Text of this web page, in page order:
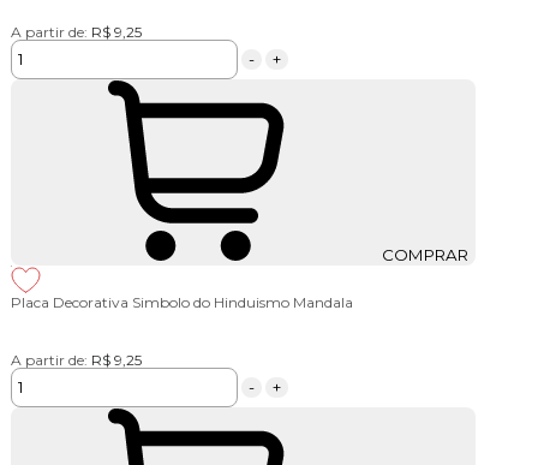
A partir de: R$ 9,25
- +
COMPRAR
Placa Decorativa Simbolo do Hinduismo Mandala
A partir de: R$ 9,25
- +